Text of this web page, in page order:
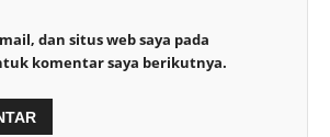
dan situs web saya pada
komentar saya berikutnya.